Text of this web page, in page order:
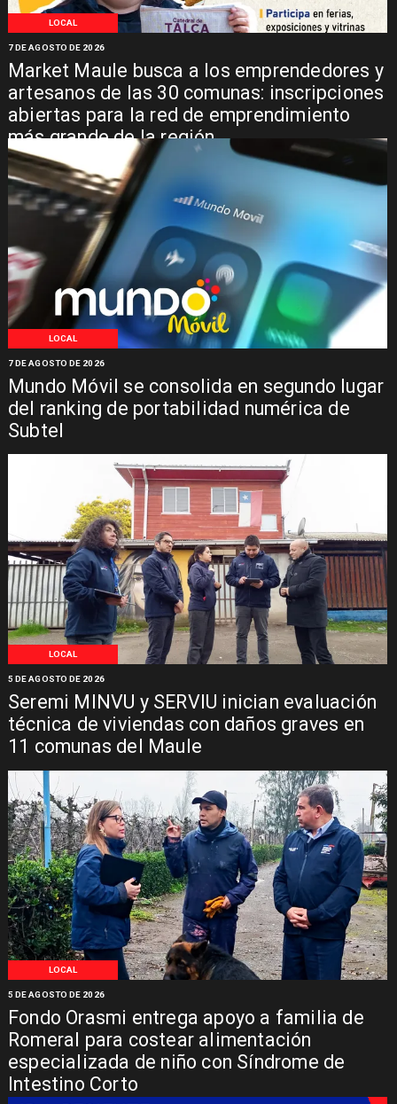
LOCAL
Market Maule busca a los emprendedores y
artesanos de las 30 comunas: inscripciones
abiertas para la red de emprendimiento
más grande de la región
7 DE AGOSTO DE 2026
LOCAL
Mundo Móvil se consolida en segundo lugar
del ranking de portabilidad numérica de
Subtel
7 DE AGOSTO DE 2026
LOCAL
Seremi MINVU y SERVIU inician evaluación
técnica de viviendas con daños graves en
11 comunas del Maule
5 DE AGOSTO DE 2026
LOCAL
Fondo Orasmi entrega apoyo a familia de
Romeral para costear alimentación
especializada de niño con Síndrome de
Intestino Corto
5 DE AGOSTO DE 2026